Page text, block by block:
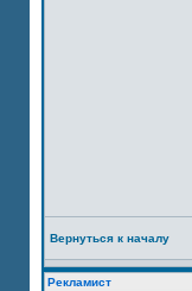
Вернуться к началу
Рекламист